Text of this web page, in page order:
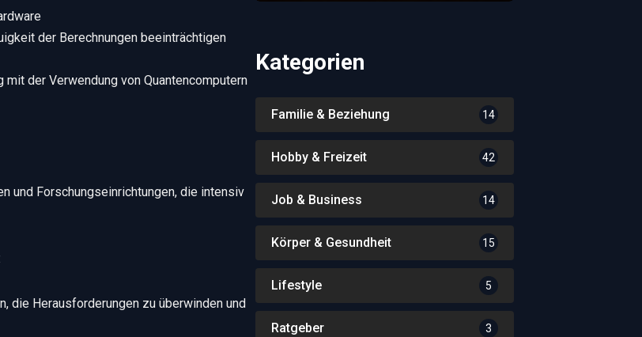
der Berechnungen beeinträchtigen
der Verwendung von Quantencomputern
und Forschungseinrichtungen, die intensiv
die Herausforderungen zu überwinden und
Kategorien
Familie & Beziehung 14
Hobby & Freizeit 42
Job & Business 14
Körper & Gesundheit 15
Lifestyle 5
Ratgeber 3